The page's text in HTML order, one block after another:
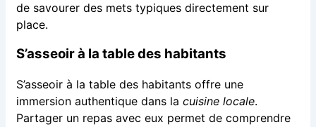
de savourer des mets typiques directement sur
place.
S’asseoir à la table des habitants
S’asseoir à la table des habitants offre une
immersion authentique dans la cuisine locale.
Partager un repas avec eux permet de comprendre